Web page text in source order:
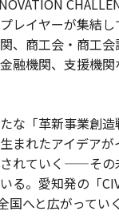
レイヤーが集結
、商工会・商工会
融機関、支援機
な「革新事業創
まれたアイデア
れていく——その
る。愛知発の「
国へと広がってい